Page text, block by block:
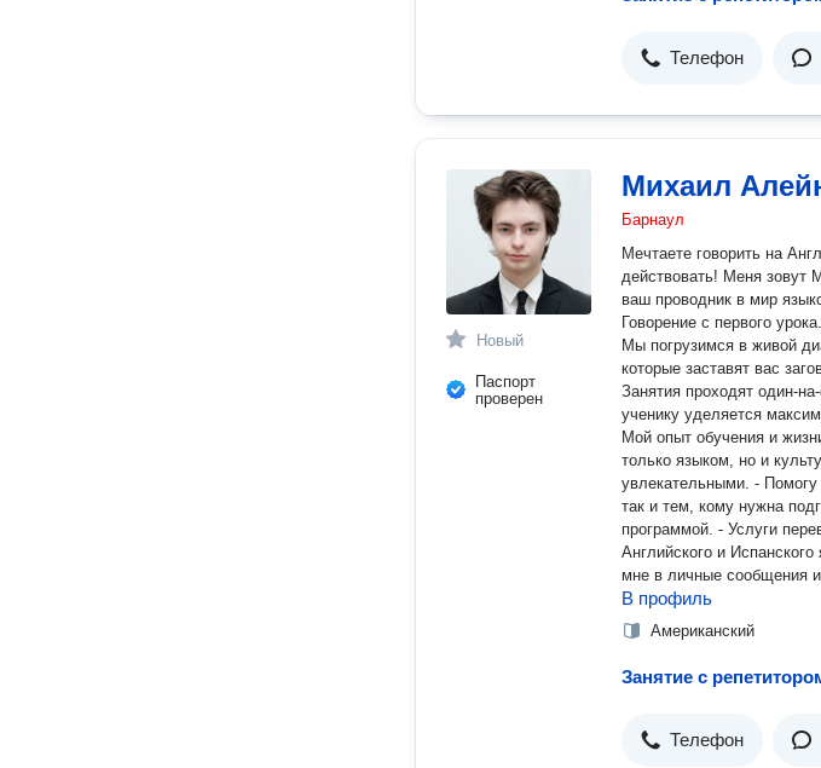
Телефон
Новый
Паспорт
проверен
Михаил
Барнаул
Мечтаете говорить на
действовать! Меня зовут Михаил, и я не просто преподаватель — я
ваш проводник в мир языков. Что вас ждёт на
Говорение с первого
Мы погрузимся в живой
которые заставят вас заговорить. -
Занятия проходят один-
ученику уделяется максимум внимания. -
Мой опыт обучения и
только языком, но и
увлекательными. - Помогу как новичкам сделать уверенный старт,
так и тем, кому нужна
программой. - Услуги переводчика. Устный и письменный перевод с
Английского и Испанского языков. ️ Готовы
мне в личные сообщения
В профиль
Американский
Телефон